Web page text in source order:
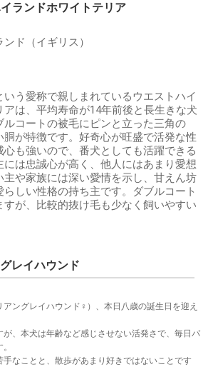
ランドホワイトテリア
ド（イギリス）
いう愛称で親しまれているウエストハイ
アは、平均寿命が14年前後と長生きな犬
ルコートの被毛にピンと立った三角の
が特徴です。好奇心が旺盛で活発な性
も強いので、番犬としても活躍できる
は忠誠心が高く、他人にはあまり愛想
主や家族には深い愛情を示し、甘えん坊
しい性格の持ち主です。ダブルコート
が、比較的抜け毛も少なく飼いやすい
レイハウンド
ングレイハウンド♀）、本日八歳の誕生日を迎え
が、本犬は年齢など感じさせない活発さで、毎日パ
なことと、散歩があまり好きではないことです